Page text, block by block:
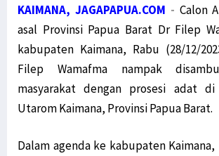
KAIMANA, JAGAPAPUA.COM - Calon
asal Provinsi Papua Barat Dr Filep
kabupaten Kaimana, Rabu (28/12/
Filep Wamafma nampak
masyarakat dengan prosesi adat
Utarom Kaimana, Provinsi Papua Barat.
Dalam agenda ke kabupaten Kaimana,